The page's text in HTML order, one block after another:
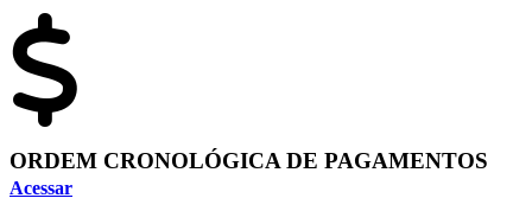
ORDEM CRONOLÓGICA DE PAGAMENTOS
Acessar